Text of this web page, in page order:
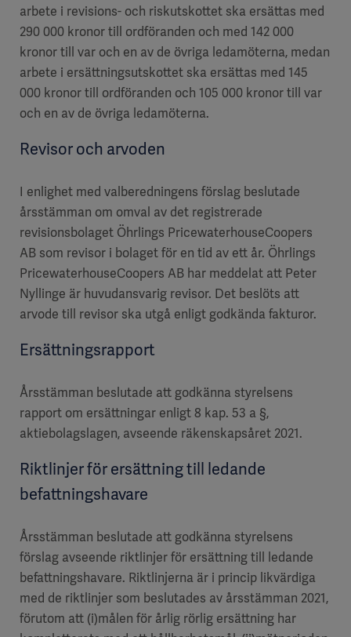
arbete i revisions- och riskutskottet ska ersättas med
290 000 kronor till ordföranden och med 142 000
kronor till var och en av de övriga ledamöterna, medan
arbete i ersättningsutskottet ska ersättas med 145
000 kronor till ordföranden och 105 000 kronor till var
och en av de övriga ledamöterna.
Revisor och arvoden
I enlighet med valberedningens förslag beslutade
årsstämman om omval av det registrerade
revisionsbolaget Öhrlings PricewaterhouseCoopers
AB som revisor i bolaget för en tid av ett år. Öhrlings
PricewaterhouseCoopers AB har meddelat att Peter
Nyllinge är huvudansvarig revisor. Det beslöts att
arvode till revisor ska utgå enligt godkända fakturor.
Ersättningsrapport
Årsstämman beslutade att godkänna styrelsens
rapport om ersättningar enligt 8 kap. 53 a §,
aktiebolagslagen, avseende räkenskapsåret 2021.
Riktlinjer för ersättning till ledande
befattningshavare
Årsstämman beslutade att godkänna styrelsens
förslag avseende riktlinjer för ersättning till ledande
befattningshavare. Riktlinjerna är i princip likvärdiga
med de riktlinjer som beslutades av årsstämman 2021,
förutom att (i)målen för årlig rörlig ersättning har